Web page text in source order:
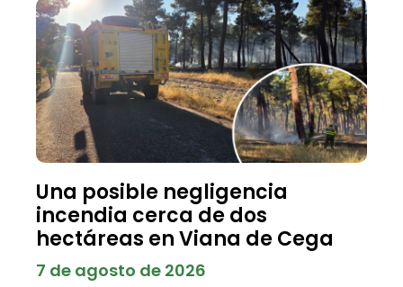
Una posible negligencia
incendia cerca de dos
hectáreas en Viana de Cega
7 de agosto de 2026